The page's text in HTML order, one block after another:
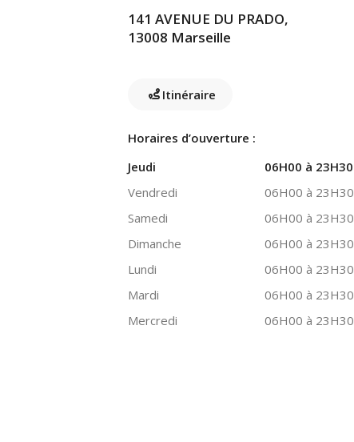
141 AVENUE DU PRADO,
13008 Marseille
Itinéraire
Horaires d’ouverture :
Jeudi
06H00 à 23H30
Vendredi
06H00 à 23H30
Samedi
06H00 à 23H30
Dimanche
06H00 à 23H30
Lundi
06H00 à 23H30
Mardi
06H00 à 23H30
Mercredi
06H00 à 23H30